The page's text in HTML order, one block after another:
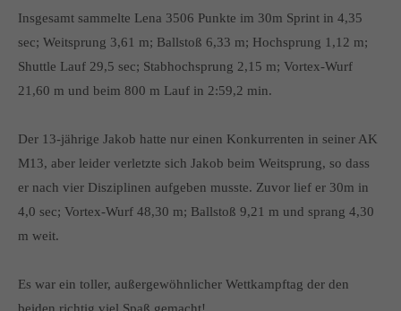
Insgesamt sammelte Lena 3506 Punkte im 30m Sprint in 4,35
sec; Weitsprung 3,61 m; Ballstoß 6,33 m; Hochsprung 1,12 m;
Shuttle Lauf 29,5 sec; Stabhochsprung 2,15 m; Vortex-Wurf
21,60 m und beim 800 m Lauf in 2:59,2 min.
Der 13-jährige Jakob hatte nur einen Konkurrenten in seiner AK
M13, aber leider verletzte sich Jakob beim Weitsprung, so dass
er nach vier Disziplinen aufgeben musste. Zuvor lief er 30m in
4,0 sec; Vortex-Wurf 48,30 m; Ballstoß 9,21 m und sprang 4,30
m weit.
Es war ein toller, außergewöhnlicher Wettkampftag der den
beiden richtig viel Spaß gemacht!